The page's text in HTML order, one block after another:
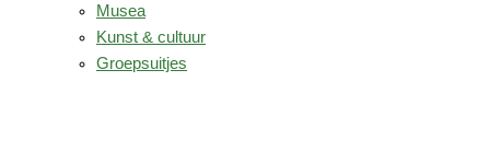
Musea
Kunst & cultuur
Groepsuitjes